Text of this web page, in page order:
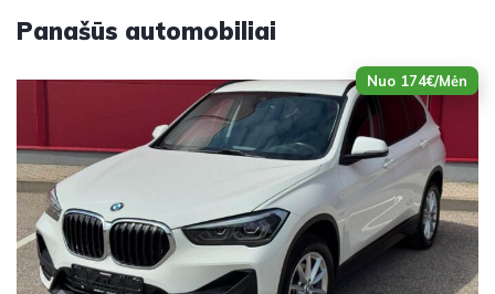
Panašūs automobiliai
Nuo 174€/Mėn